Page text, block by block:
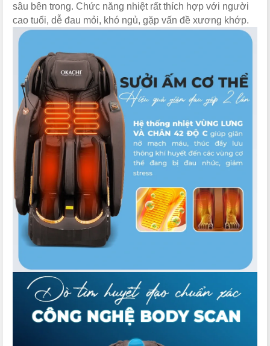
sâu bên trong. Chức năng nhiệt rất thích hợp với người
cao tuổi, dễ đau mỏi, khó ngủ, gặp vấn đề xương khớp.